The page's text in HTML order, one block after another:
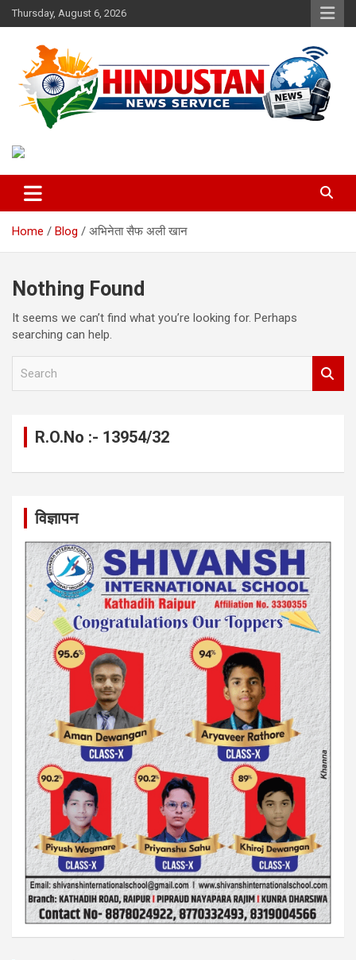
Skip
to
Thursday, August 6, 2026
Hindustan News Service
Home Blog अभिनेता सैफ अली खान
Nothing Found
It seems we can’t find what you’re looking for. Perhaps
searching can help.
R.O.No :- 13954/32
विज्ञापन